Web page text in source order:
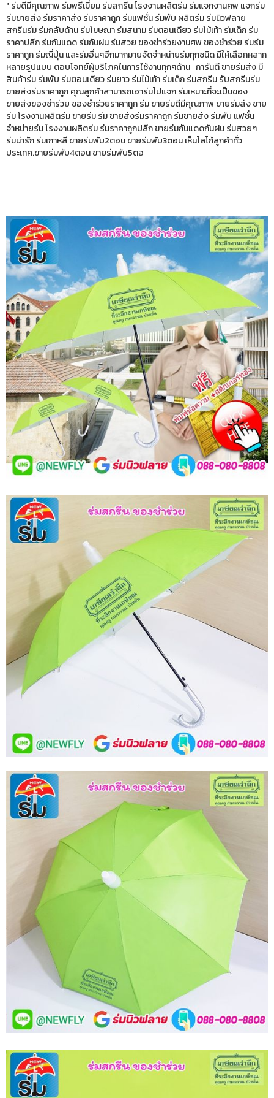
" ร่มดีมีคุณภาพ ร่มพรีเมี่ยม ร่มสกรีน โรงงานผลิตร่ม ร่มแจกงานศพ แจกร่ม
ร่มขายส่ง ร่มราคาส่ง ร่มราคาถูก ร่มแฟชั่น ร่มพับ ผลิตร่ม ร่มนิวฟลาย
สกรีนร่ม ร่มกลับด้าน ร่มโฆษณา ร่มสนาม ร่มตอนเดียว ร่มไม้เท้า ร่มเด็ก ร่ม
ราคาปลีก ร่มกันแดด ร่มกันฝน ร่มสวย ของชำร่วยงานศพ ของชำร่วย ร่มร่ม
ราคาถูก ร่มญี่ปุ่น และร่มอื่นๆอีกมากมายจัดจำหน่ายร่มทุกชนิด มีให้เลือกหลาก
หลายรูปแบบ ตอบโจทย์ผู้บริโภคในการใช้งานทุกๆด้าน การันตี ขายร่มส่ง มี
สินค้าร่ม ร่มพับ ร่มตอนเดียว ร่มยาว ร่มไม้เท้า ร่มเด็ก ร่มสกรีน รับสกรีนร่ม
ขายส่งร่มราคาถูก คุณลูกค้าสามารถเอาร่มไปแจก ร่มเหมาะที่จะเป็นของ
ขายส่งของชำร่วย ของชำร่วยราคาถูก ร่ม ขายร่มดีมีคุณภาพ ขายร่มส่ง ขาย
ร่ม โรงงานผลิตร่ม ขายร่ม ร่ม ขายส่งร่มราคาถูก ร่มขายส่ง ร่มพับ แฟชั่น
จำหน่ายร่ม โรงงานผลิตร่ม ร่มราคาถูกปลีก ขายร่มกันแดดกันฝน ร่มสวยๆ
ร่มน่ารัก ร่มเกาหลี ขายร่มพับ2ตอน ขายร่มพับ3ตอน เห็นโลโก้ลูกค้าทั่ว
ประเทศ.ขายร่มพับ4ตอน ขายร่มพับ5ตอ